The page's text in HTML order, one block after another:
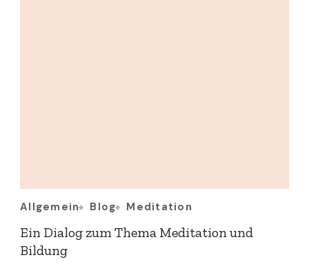
Allgemein Blog Meditation
Ein Dialog zum Thema Meditation und
Bildung